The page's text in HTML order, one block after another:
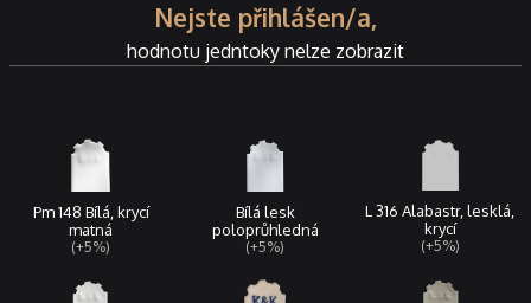
Nejste přihlášen/a,
hodnotu jedntoky nelze zobrazit
Pm 148 Bílá, krycí
matná
(+5%)
Bílá lesk
poloprůhledná
(+5%)
L 316 Alabastr, lesklá,
krycí
(+5%)